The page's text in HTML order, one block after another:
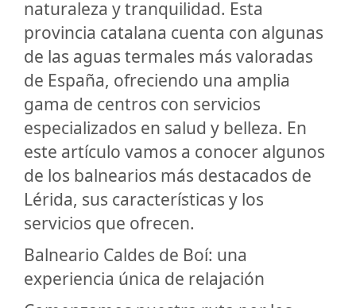
naturaleza y tranquilidad. Esta
provincia catalana cuenta con algunas
de las aguas termales más valoradas
de España, ofreciendo una amplia
gama de centros con servicios
especializados en salud y belleza. En
este artículo vamos a conocer algunos
de los balnearios más destacados de
Lérida, sus características y los
servicios que ofrecen.
Balneario Caldes de Boí: una
experiencia única de relajación